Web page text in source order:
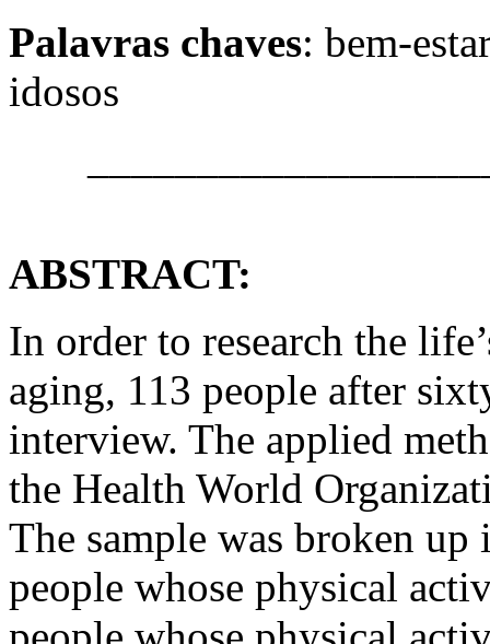
Palavras chaves: bem-
idosos
ABSTRACT:
In order to research the
aging, 113 people after
interview. The applied
the Health World
The sample was broken
people whose physical